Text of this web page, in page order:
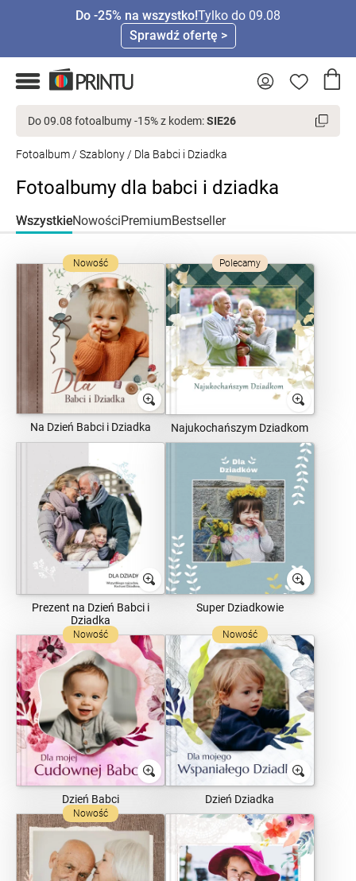
Do -25% na wszystko!Tylko do 09.08
Sprawdź ofertę >
Do 09.08 fotoalbumy -15% z kodem:SIE26
Fotoalbum / Szablony / Dla Babci i Dziadka
Fotoalbumy dla babci i dziadka
WszystkieNowościPremiumBestseller
Nowość
Na Dzień Babci i Dziadka
Polecamy
Najukochańszym Dziadkom
Prezent na Dzień Babci i
Dziadka
Super Dziadkowie
Nowość
Dzień Babci
Nowość
Dzień Dziadka
Nowość